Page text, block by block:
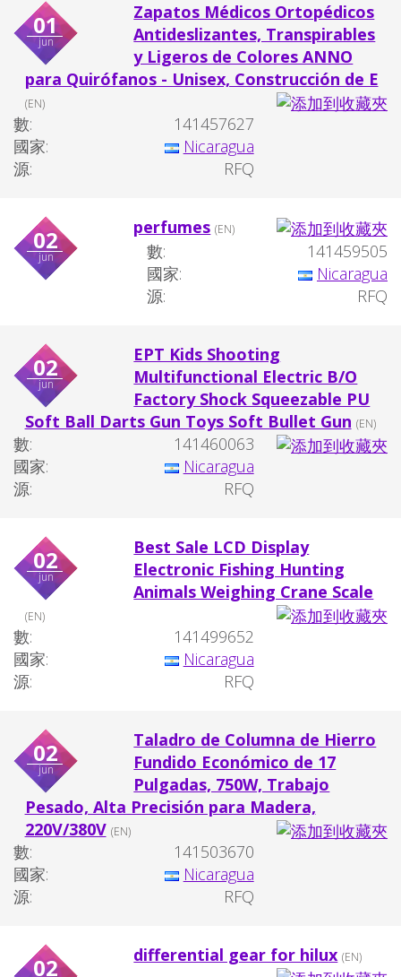
01
jun
Zapatos Médicos Ortopédicos
Antideslizantes, Transpirables
y Ligeros de Colores ANNO
para Quirófanos - Unisex, Construcción de E
(EN)
數:
141457627
國家:
Nicaragua
源:
RFQ
02
jun
perfumes (EN)
數:
141459505
國家:
Nicaragua
源:
RFQ
02
jun
EPT Kids Shooting
Multifunctional Electric B/O
Factory Shock Squeezable PU
Soft Ball Darts Gun Toys Soft Bullet Gun (EN)
數:
141460063
國家:
Nicaragua
源:
RFQ
02
jun
Best Sale LCD Display
Electronic Fishing Hunting
Animals Weighing Crane Scale
(EN)
數:
141499652
國家:
Nicaragua
源:
RFQ
02
jun
Taladro de Columna de Hierro
Fundido Económico de 17
Pulgadas, 750W, Trabajo
Pesado, Alta Precisión para Madera,
220V/380V (EN)
數:
141503670
國家:
Nicaragua
源:
RFQ
02 differential gear for hilux (EN)